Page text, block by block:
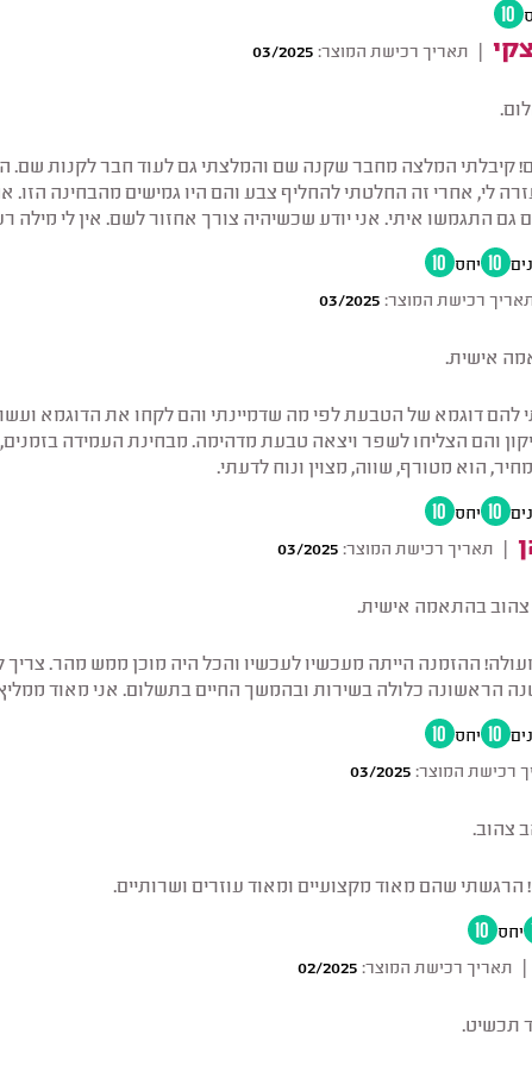
10
| תאריך רכישת המוצר: 03/2025
קיבלתי המלצה מחבר שקנה שם והמלצתי גם לעוד חבר לקנות שם.
לי, אחרי זה החלטתי להחליף צבע והם היו גמישים מהבחינה הזו.
10 יחס 10
רכישת המוצר: 03/2025
אישית.
דוגמא של הטבעת לפי מה שדמיינתי והם לקחו את הדוגמא
והם הצליחו לשפר ויצאה טבעת מדהימה. מבחינת העמידה
הוא מטורף, שווה, מצוין ונוח לדעתי.
10 יחס 10
| תאריך רכישת המוצר: 03/2025
צהוב בהתאמה אישית.
ההזמנה הייתה מעכשיו לעכשיו והכל היה מוכן ממש מהר. צריך
הראשונה כלולה בשירות ובהמשך החיים בתשלום. אני מאוד
10 יחס 10
רכישת המוצר: 03/2025
צהוב.
הרגשתי שהם מאוד מקצועיים ומאוד עוזרים ושרותיים.
יחס 10
| תאריך רכישת המוצר: 02/2025
תכשיט.